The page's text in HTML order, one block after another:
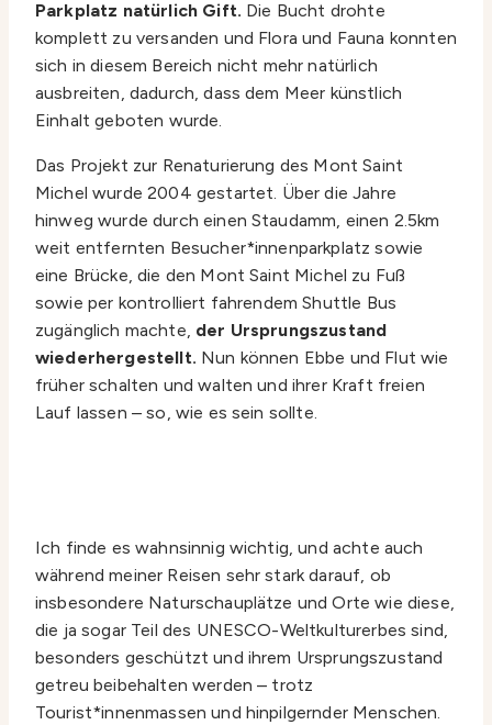
Parkplatz natürlich Gift. Die Bucht drohte
komplett zu versanden und Flora und Fauna konnten
sich in diesem Bereich nicht mehr natürlich
ausbreiten, dadurch, dass dem Meer künstlich
Einhalt geboten wurde.
Das Projekt zur Renaturierung des Mont Saint
Michel wurde 2004 gestartet. Über die Jahre
hinweg wurde durch einen Staudamm, einen 2.5km
weit entfernten Besucher*innenparkplatz sowie
eine Brücke, die den Mont Saint Michel zu Fuß
sowie per kontrolliert fahrendem Shuttle Bus
zugänglich machte, der Ursprungszustand
wiederhergestellt. Nun können Ebbe und Flut wie
früher schalten und walten und ihrer Kraft freien
Lauf lassen – so, wie es sein sollte.
Ich finde es wahnsinnig wichtig, und achte auch
während meiner Reisen sehr stark darauf, ob
insbesondere Naturschauplätze und Orte wie diese,
die ja sogar Teil des UNESCO-Weltkulturerbes sind,
besonders geschützt und ihrem Ursprungszustand
getreu beibehalten werden – trotz
Tourist*innenmassen und hinpilgernder Menschen.